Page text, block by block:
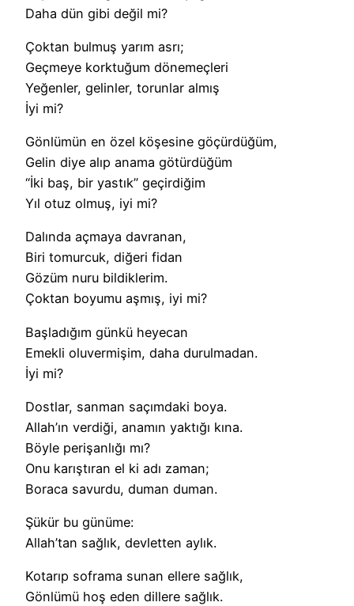
Daha dün gibi değil mi?
Çoktan bulmuş yarım asrı;
Geçmeye korktuğum dönemeçleri
Yeğenler, gelinler, torunlar almış
İyi mi?
Gönlümün en özel köşesine göçürdüğüm,
Gelin diye alıp anama götürdüğüm
“İki baş, bir yastık” geçirdiğim
Yıl otuz olmuş, iyi mi?
Dalında açmaya davranan,
Biri tomurcuk, diğeri fidan
Gözüm nuru bildiklerim.
Çoktan boyumu aşmış, iyi mi?
Başladığım günkü heyecan
Emekli oluvermişim, daha durulmadan.
İyi mi?
Dostlar, sanman saçımdaki boya.
Allah’ın verdiği, anamın yaktığı kına.
Böyle perişanlığı mı?
Onu karıştıran el ki adı zaman;
Boraca savurdu, duman duman.
Şükür bu günüme:
Allah’tan sağlık, devletten aylık.
Kotarıp soframa sunan ellere sağlık,
Gönlümü hoş eden dillere sağlık.